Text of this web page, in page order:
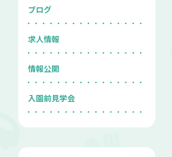
ブログ
求人情報
情報公開
入園前見学会